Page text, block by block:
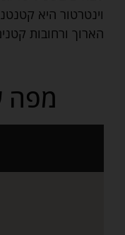
וינטרטור היא
הארוך ורחובות
מפה